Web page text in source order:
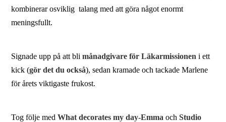
kombinerar osviklig talang med att göra något enormt
meningsfullt.
Signade upp på att blimånadgivare för Läkarmissionen i ett
kick (gör det du också), sedan kramade och tackade Marlene
för årets viktigaste frukost.
Tog följe medWhat decorates my day-Emma ochStudio